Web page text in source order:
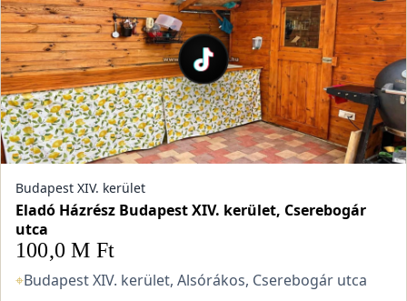
Budapest XIV. kerület
Eladó Házrész Budapest XIV. kerület, Cserebogár
utca
100,0 M Ft
⌖Budapest XIV. kerület, Alsórákos, Cserebogár utca